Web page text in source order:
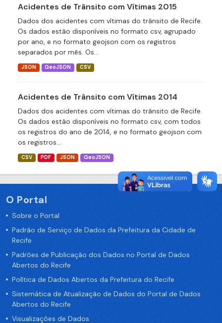
Acidentes de Trânsito com Vítimas 2015
Dados dos acidentes com vítimas do trânsito de Recife.
Os dados estão disponíveis no formato csv, agrupado
por ano, e no formato geojson com os registros
separados por mês. Os...
JSON GeoJSON CSV
Acidentes de Trânsito com Vítimas 2014
Dados dos acidentes com vítimas do trânsito de Recife.
Os dados estão disponíveis no formato csv, com todos
os registros do ano de 2014, e no formato geojson com
os registros...
CSV PDF JSON GeoJSON
O Portal
Sobre o Portal
Padrão de Serviço de Dados da Prefeitura da Cidade de
Recife
Padrões de Publicação dos Dados no Portal de Dados
Abertos do Recife
Política de Dados Abertos da Prefeitura do Recife
Sistemática de Atualização de Dados do Portal de Dados
Abertos do Recife
Visualizações de Dados